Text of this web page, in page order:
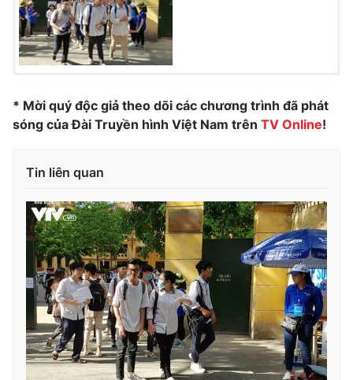
* Mời quý độc giả theo dõi các chương trình đã phát
sóng của Đài Truyền hình Việt Nam trên TV Online!
Tin liên quan